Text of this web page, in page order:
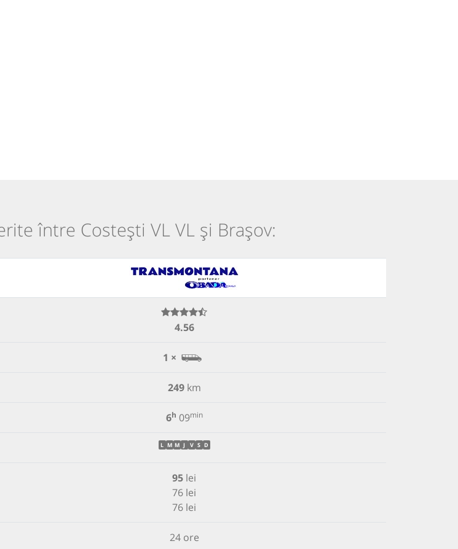
între Costești VL VL și Brașov:
4.56
1 ×
249km
6h 09min
L M M J V S D
95 lei
76 lei
76 lei
24 ore